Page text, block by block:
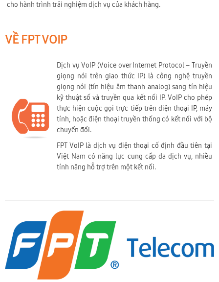
cho hành trình trải nghiệm dịch vụ của khách hàng.
VỀ FPT VOIP
Dịch vụ VoIP (Voice over Internet Protocol – Truyền
giọng nói trên giao thức IP) là công nghệ truyền
giọng nói (tín hiệu âm thanh analog) sang tín hiệu
kỹ thuật số và truyền qua kết nối IP. VoIP cho phép
thực hiện cuộc gọi trực tiếp trên điện thoại IP, máy
tính, hoặc điện thoại truyền thống có kết nối với bộ
chuyển đổi.
FPT VoIP là dịch vụ điện thoại cố định đầu tiên tại
Việt Nam có năng lực cung cấp đa dịch vụ, nhiều
tính năng hỗ trợ trên một kết nối.